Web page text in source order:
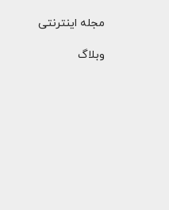
مجله اینترنتی
وبلاگ